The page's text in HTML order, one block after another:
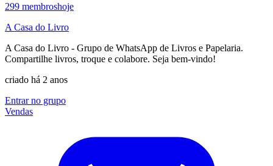
299 membroshoje
A Casa do Livro
A Casa do Livro - Grupo de WhatsApp de Livros e Papelaria.
Compartilhe livros, troque e colabore. Seja bem-vindo!
criado há 2 anos
Entrar no grupo
Vendas